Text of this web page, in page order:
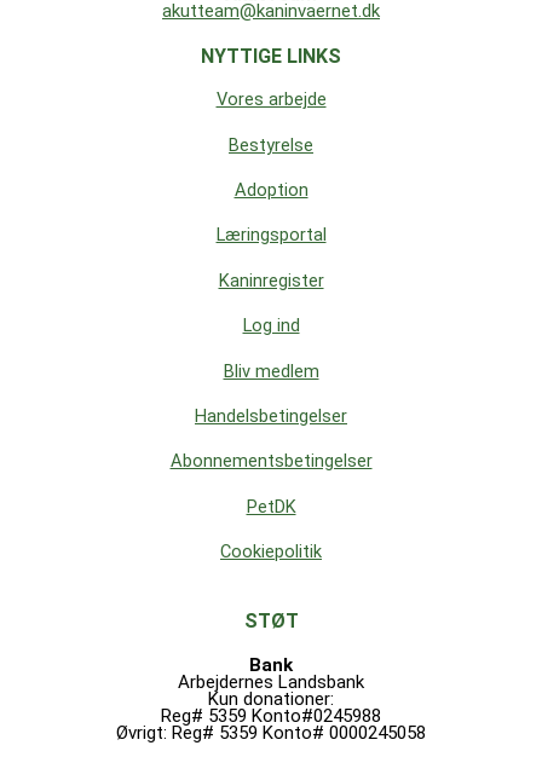
akutteam@kaninvaernet.dk
NYTTIGE LINKS
Vores arbejde
Bestyrelse
Adoption
Læringsportal
Kaninregister
Log ind
Bliv medlem
Handelsbetingelser
Abonnementsbetingelser
PetDK
Cookiepolitik
STØT
Bank
Arbejdernes Landsbank
Kun donationer:
Reg# 5359 Konto#0245988
Øvrigt: Reg# 5359 Konto# 0000245058